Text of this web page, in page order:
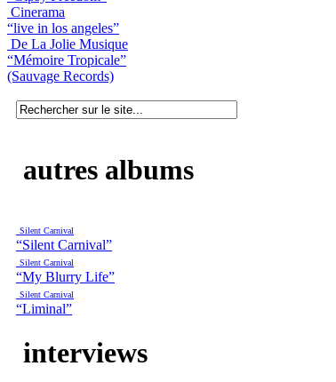
Cinerama
“live in los angeles”
De La Jolie Musique
“Mémoire Tropicale”
(Sauvage Records)
autres albums
Silent Carnival
“Silent Carnival”
Silent Carnival
“My Blurry Life”
Silent Carnival
“Liminal”
interviews